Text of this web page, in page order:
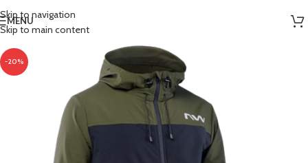
Skip to navigation
Skip to main content
MENU
-20%